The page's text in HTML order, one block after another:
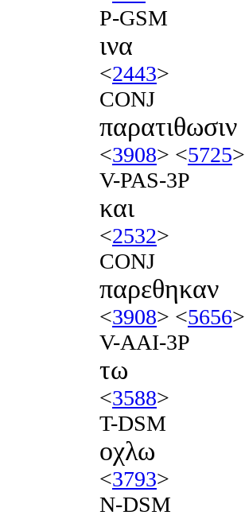
P-GSM
ινα
<2443>
CONJ
παρατιθωσιν
<3908> <5725>
V-PAS-3P
και
<2532>
CONJ
παρεθηκαν
<3908> <5656>
V-AAI-3P
τω
<3588>
T-DSM
οχλω
<3793>
N-DSM